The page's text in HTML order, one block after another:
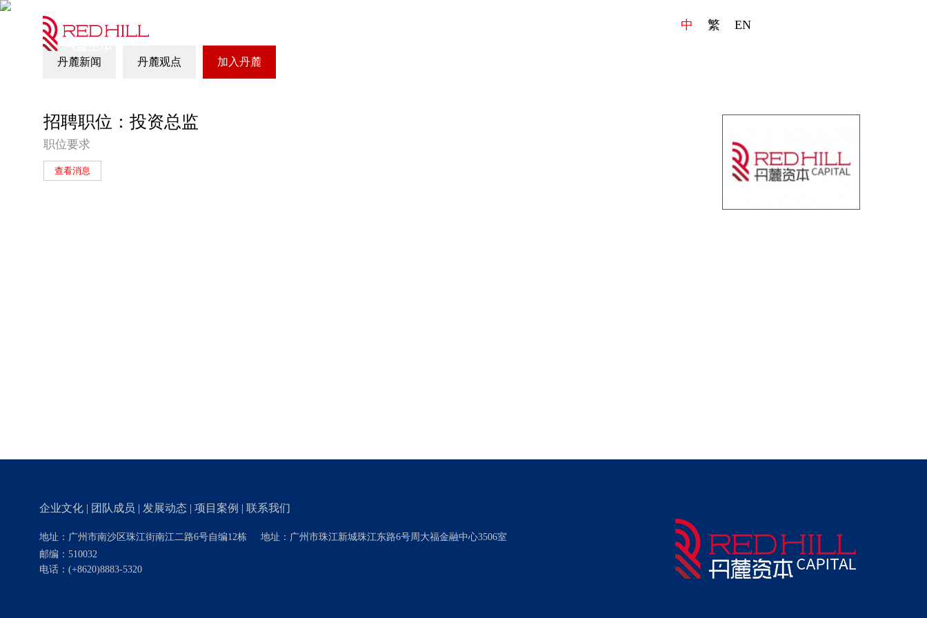
中 繁 EN
致力于成为值得信赖、基业长青的卓越医疗基金管理公司
丹麓新闻 丹麓观点 加入丹麓
招聘职位：投资总监
职位要求
查看消息
企业文化 | 团队成员 | 发展动态 | 项目案例 | 联系我们
地址：广州市南沙区珠江街南江二路6号自编12栋
地址：广州市珠江新城珠江东路6号周大福金融中心3506室
邮编：510032
电话： (+8620)8883-5320